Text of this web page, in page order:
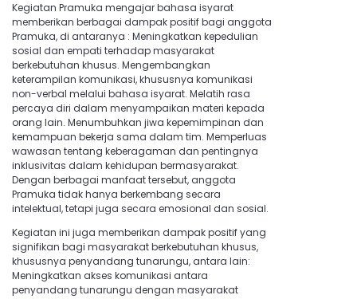
Kegiatan Pramuka mengajar bahasa isyarat
memberikan berbagai dampak positif bagi anggota
Pramuka, di antaranya : Meningkatkan kepedulian
sosial dan empati terhadap masyarakat
berkebutuhan khusus. Mengembangkan
keterampilan komunikasi, khususnya komunikasi
non-verbal melalui bahasa isyarat. Melatih rasa
percaya diri dalam menyampaikan materi kepada
orang lain. Menumbuhkan jiwa kepemimpinan dan
kemampuan bekerja sama dalam tim. Memperluas
wawasan tentang keberagaman dan pentingnya
inklusivitas dalam kehidupan bermasyarakat.
Dengan berbagai manfaat tersebut, anggota
Pramuka tidak hanya berkembang secara
intelektual, tetapi juga secara emosional dan sosial.
Kegiatan ini juga memberikan dampak positif yang
signifikan bagi masyarakat berkebutuhan khusus,
khususnya penyandang tunarungu, antara lain:
Meningkatkan akses komunikasi antara
penyandang tunarungu dengan masyarakat